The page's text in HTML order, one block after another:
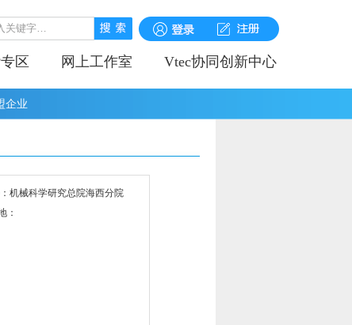
区 网上工作室 Vtec协同创新中心
企业
机械科学研究总院海西分院
：